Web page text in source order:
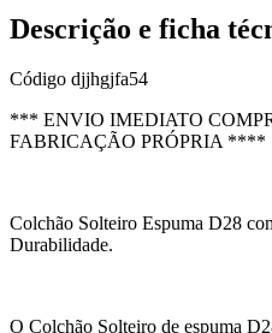
Descrição e ficha
Código djjhgjfa54
*** ENVIO IMEDIATO
FABRICAÇÃO PRÓPRIA ****
Colchão Solteiro Espuma D28
Durabilidade.
O Colchão Solteiro de espuma